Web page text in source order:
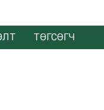
ТӨГСӨГЧ